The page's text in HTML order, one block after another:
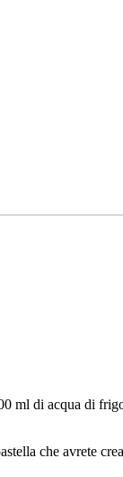
ml di acqua di
che avrete